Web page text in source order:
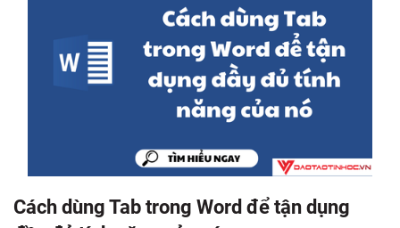
Cách dùng Tab trong Word để tận dụng